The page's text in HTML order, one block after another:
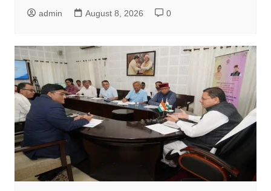
admin August 8, 2026 0